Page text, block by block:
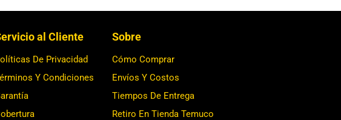
al Cliente
De Privacidad
Y Condiciones
Sobre
Cómo Comprar
Envíos Y Costos
Tiempos De Entrega
Retiro En Tienda Temuco